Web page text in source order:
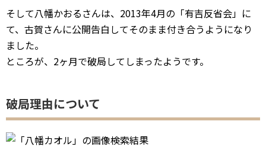
そして八幡かおるさんは、2013年4月の「有吉反省会」に
て、古賀さんに公開告白してそのまま付き合うようになり
ました。
ところが、2ヶ月で破局してしまったようです。
破局理由について